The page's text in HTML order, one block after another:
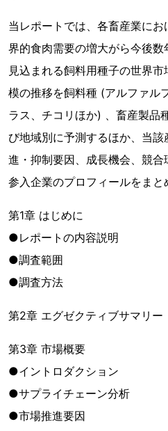
当レポートでは、各畜産業に
界的食肉需要の増大がら今後
見込まれる飼料用種子の世界
模の推移を飼料種 (アルファル
ラス、チコリほか) 、畜産製品
び地域別に予測するほか、当
進・抑制要因、成長機会、競
参入企業のプロフィールをまと
第1章 はじめに
●レポートの内容説明
●調査範囲
●調査方法
第2章 エグゼクティブサマリー
第3章 市場概要
●イントロダクション
●サプライチェーン分析
●市場推進要因